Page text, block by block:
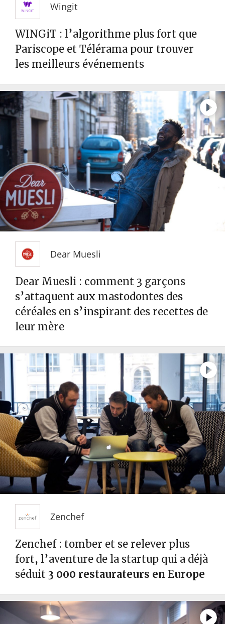
Wingit
WINGiT : l’algorithme plus fort que
Pariscope et Télérama pour trouver
les meilleurs événements
Dear Muesli
Dear Muesli : comment 3 garçons
s’attaquent aux mastodontes des
céréales en s’inspirant des recettes de
leur mère
Zenchef
Zenchef : tomber et se relever plus
fort, l’aventure de la startup qui a déjà
séduit 3 000 restaurateurs en Europe